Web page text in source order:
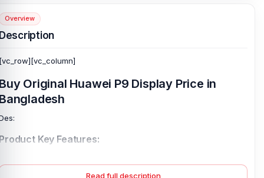
Overview
Original Huawei P9 Display Price in
Key Features:
Read full description